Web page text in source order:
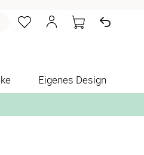
Eigenes Design